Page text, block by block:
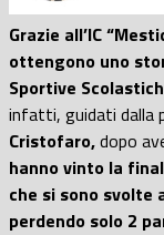
Grazie all’IC
ottengono uno
Sportive
infatti, guidati dalla
Cristofaro,dopo
hanno vinto la
che si sono svolte
perdendo solo 2